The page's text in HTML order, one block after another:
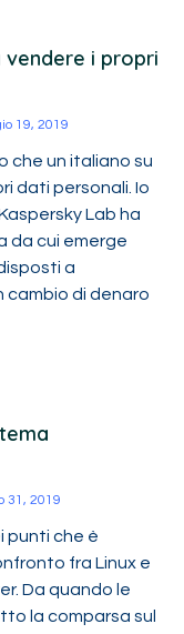
vendere i propri
19, 2019
che un italiano su
dati personali. Io
Lab ha
da cui emerge
a
cambio di denaro
31, 2019
punti che è
fra Linux e
Da quando le
la comparsa sul